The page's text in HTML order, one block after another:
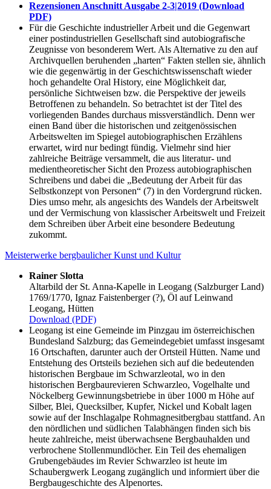
Rezensionen Anschnitt Ausgabe 2-3|2019 (Download
PDF)
Für die Geschichte industrieller Arbeit und die Gegenwart
einer postindustriellen Gesellschaft sind autobiografische
Zeugnisse von besonderem Wert. Als Alternative zu den auf
Archivquellen beruhenden „harten“ Fakten stellen sie, ähnlich
wie die gegenwärtig in der Geschichtswissenschaft wieder
hoch gehandelte Oral History, eine Möglichkeit dar,
persönliche Sichtweisen bzw. die Perspektive der jeweils
Betroffenen zu behandeln. So betrachtet ist der Titel des
vorliegenden Bandes durchaus missverständlich. Denn wer
einen Band über die historischen und zeitgenössischen
Arbeitswelten im Spiegel autobiographischen Erzählens
erwartet, wird nur bedingt fündig. Vielmehr sind hier
zahlreiche Beiträge versammelt, die aus literatur- und
medientheoretischer Sicht den Prozess autobiographischen
Schreibens und dabei die „Bedeutung der Arbeit für das
Selbstkonzept von Personen“ (7) in den Vordergrund rücken.
Dies umso mehr, als angesichts des Wandels der Arbeitswelt
und der Vermischung von klassischer Arbeitswelt und Freizeit
dem Schreiben über Arbeit eine besondere Bedeutung
zukommt.
Meisterwerke bergbaulicher Kunst und Kultur
Rainer Slotta
Altarbild der St. Anna-Kapelle in Leogang (Salzburger Land)
1769/1770, Ignaz Faistenberger (?), Öl auf Leinwand
Leogang, Hütten
Download (PDF)
Leogang ist eine Gemeinde im Pinzgau im österreichischen
Bundesland Salzburg; das Gemeindegebiet umfasst insgesamt
16 Ortschaften, darunter auch der Ortsteil Hütten. Name und
Entstehung des Ortsteils beziehen sich auf die bedeutenden
historischen Bergbaue im Schwarzleotal, wo in den
historischen Bergbaurevieren Schwarzleo, Vogelhalte und
Nöckelberg Gewinnungsbetriebe in über 1000 m Höhe auf
Silber, Blei, Quecksilber, Kupfer, Nickel und Kobalt lagen
sowie auf der Inschlagalpe Rohmagnesitbergbau stattfand. An
den nördlichen und südlichen Talabhängen finden sich bis
heute zahlreiche, meist überwachsene Bergbauhalden und
verbrochene Stollenmundlöcher. Ein Teil des ehemaligen
Grubengebäudes im Revier Schwarzleo ist heute im
Schaubergwerk Leogang zugänglich und informiert über die
Bergbaugeschichte des Alpenortes.